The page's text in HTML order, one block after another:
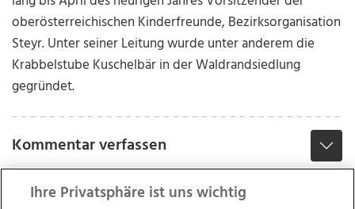
oberösterreichischen Kinderfreunde, Bezirksorganisation
Steyr. Unter seiner Leitung wurde unter anderem die
Krabbelstube Kuschelbär in der Waldrandsiedlung
gegründet.
Kommentar verfassen
Ihre Privatsphäre ist uns wichtig